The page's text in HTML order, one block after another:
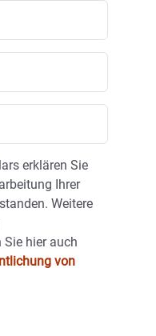
erklären Sie
Ihrer
Weitere
Sie hier auch
von